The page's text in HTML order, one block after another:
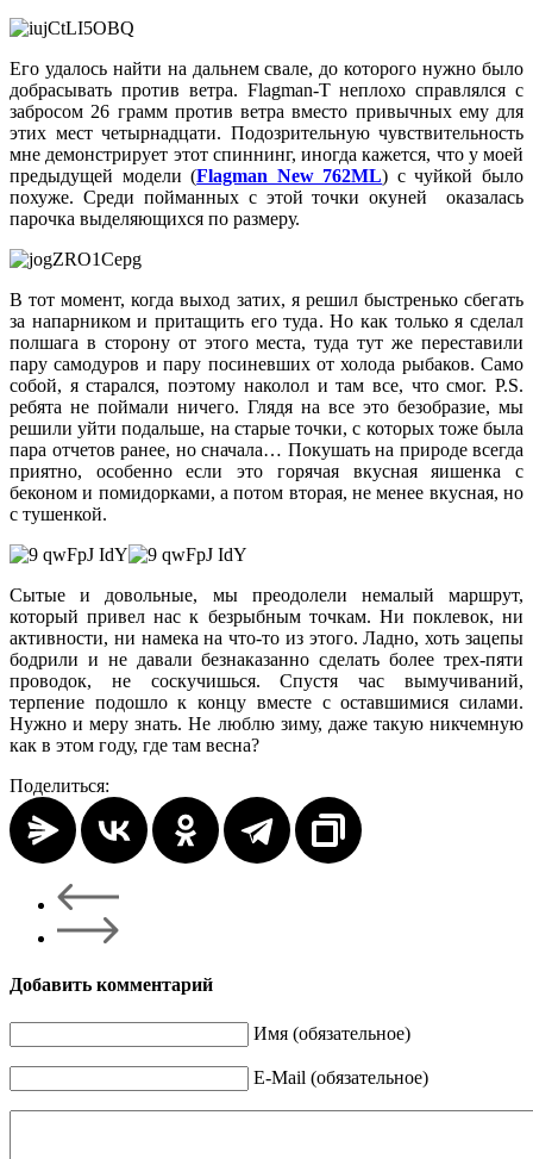
Его удалось найти на дальнем свале, до которого нужно было
добрасывать против ветра. Flagman-T неплохо справлялся с
забросом 26 грамм против ветра вместо привычных ему для
этих мест четырнадцати. Подозрительную чувствительность
мне демонстрирует этот спиннинг, иногда кажется, что у моей
предыдущей модели (Flagman New 762ML) с чуйкой было
похуже. Среди пойманных с этой точки окуней оказалась
парочка выделяющихся по размеру.
В тот момент, когда выход затих, я решил быстренько сбегать
за напарником и притащить его туда. Но как только я сделал
полшага в сторону от этого места, туда тут же переставили
пару самодуров и пару посиневших от холода рыбаков. Само
собой, я старался, поэтому наколол и там все, что смог. P.S.
ребята не поймали ничего. Глядя на все это безобразие, мы
решили уйти подальше, на старые точки, с которых тоже была
пара отчетов ранее, но сначала… Покушать на природе всегда
приятно, особенно если это горячая вкусная яишенка с
беконом и помидорками, а потом вторая, не менее вкусная, но
с тушенкой.
Сытые и довольные, мы преодолели немалый маршрут,
который привел нас к безрыбным точкам. Ни поклевок, ни
активности, ни намека на что-то из этого. Ладно, хоть зацепы
бодрили и не давали безнаказанно сделать более трех-пяти
проводок, не соскучишься. Спустя час вымучиваний,
терпение подошло к концу вместе с оставшимися силами.
Нужно и меру знать. Не люблю зиму, даже такую никчемную
как в этом году, где там весна?
Поделиться:
Добавить комментарий
Имя (обязательное)
E-Mail (обязательное)